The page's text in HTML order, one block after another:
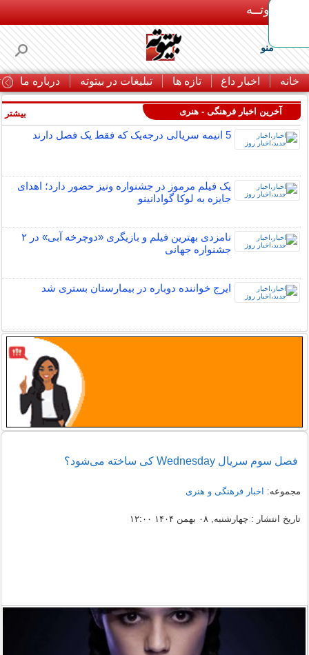
بـیتوتــه
منو
خانه اخبار داغ تازه ها تبلیغات در بیتوته درباره ما
آخرین اخبار فرهنگی - هنری
5 انیمه سریالی درجه‌یک که فقط یک فصل دارند
یک فیلم مرموز در جشنواره ونیز حضور دارد؛ اهدای
جایزه به لوکا گوادانینو
نامزدی بهترین فیلم و بازیگری «دوچرخه آبی» در ۲
جشنواره جهانی
ایرج خواننده دوباره در بیمارستان بستری شد
بیشتر
فصل سوم سریال Wednesday کی ساخته می‌شود؟
مجموعه: اخبار فرهنگی و هنری
تاریخ انتشار : چهارشنبه, ۰۸ بهمن ۱۴۰۴ ۱۲:۰۰